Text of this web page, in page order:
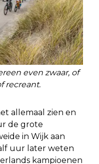
even zwaar, of
recreant.
allemaal zien en
de grote
in Wijk aan
uur later weten
kampioenen